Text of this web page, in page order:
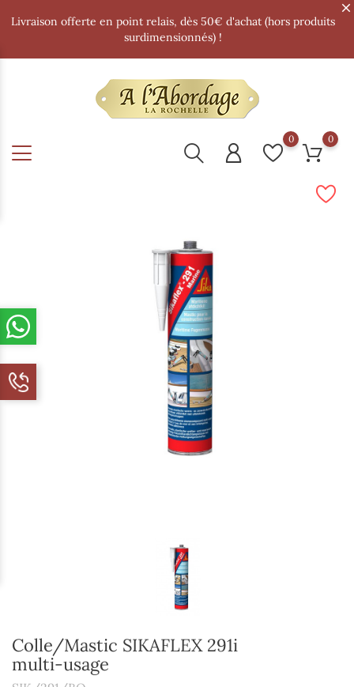
Livraison offerte en point relais, dès 50€ d'achat (hors produits
surdimensionnés) !
0 0
Colle/Mastic SIKAFLEX 291i
multi-usage